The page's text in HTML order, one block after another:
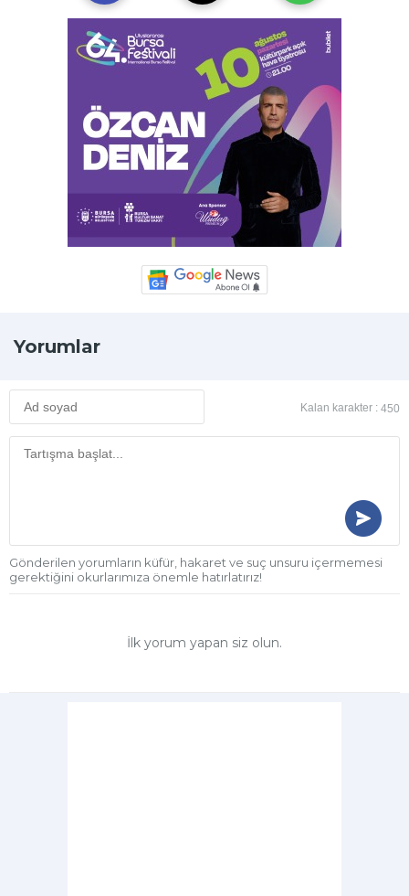
Yorumlar
Kalan karakter : 450
Gönderilen yorumların küfür, hakaret ve suç unsuru içermemesi
gerektiğini okurlarımıza önemle hatırlatırız!
İlk yorum yapan siz olun.